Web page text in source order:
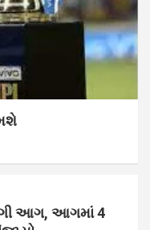
આગ, આગમાં 4